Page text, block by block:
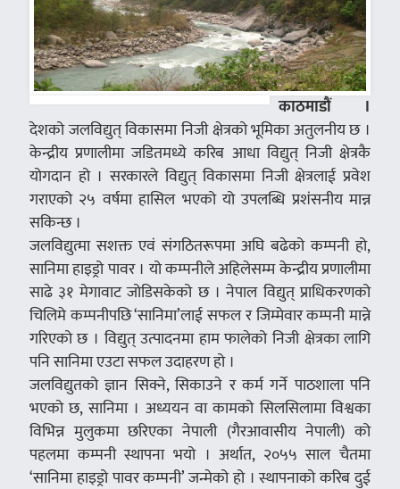
काठमाडौं ।
देशको जलविद्युत् विकासमा निजी क्षेत्रको भूमिका अतुलनीय छ ।
केन्द्रीय प्रणालीमा जडितमध्ये करिब आधा विद्युत् निजी क्षेत्रकै
योगदान हो । सरकारले विद्युत् विकासमा निजी क्षेत्रलाई प्रवेश
गराएको २५ वर्षमा हासिल भएको यो उपलब्धि प्रशंसनीय मान्न
सकिन्छ ।
जलविद्युत्मा सशक्त एवं संगठितरूपमा अघि बढेको कम्पनी हो,
सानिमा हाइड्रो पावर । यो कम्पनीले अहिलेसम्म केन्द्रीय प्रणालीमा
साढे ३१ मेगावाट जोडिसकेको छ । नेपाल विद्युत् प्राधिकरणको
चिलिमे कम्पनीपछि ‘सानिमा’लाई सफल र जिम्मेवार कम्पनी मान्ने
गरिएको छ । विद्युत् उत्पादनमा हाम फालेको निजी क्षेत्रका लागि
पनि सानिमा एउटा सफल उदाहरण हो ।
जलविद्युतको ज्ञान सिक्ने, सिकाउने र कर्म गर्ने पाठशाला पनि
भएको छ, सानिमा । अध्ययन वा कामको सिलसिलामा विश्वका
विभिन्न मुलुकमा छरिएका नेपाली (गैरआवासीय नेपाली) को
पहलमा कम्पनी स्थापना भयो । अर्थात, २०५५ साल चैतमा
‘सानिमा हाइड्रो पावर कम्पनी’ जन्मेको हो । स्थापनाको करिब दुई